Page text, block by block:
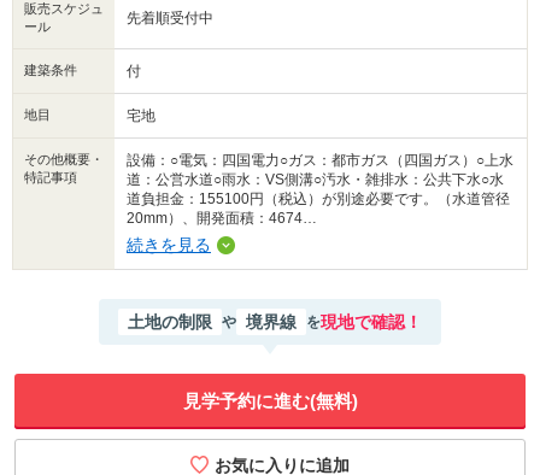
販売スケジュ
ール
先着順受付中
建築条件 付
地目 宅地
その他概要・
特記事項
設備：○電気：四国電力○ガス：都市ガス（四国ガス）○上水
道：公営水道○雨水：VS側溝○汚水・雑排水：公共下水○水
道負担金：155100円（税込）が別途必要です。（水道管径
20mm）、開発面積：4674…
続きを見る
土地の制限 や 境界線 を現地で確認！
見学予約に進む(無料)